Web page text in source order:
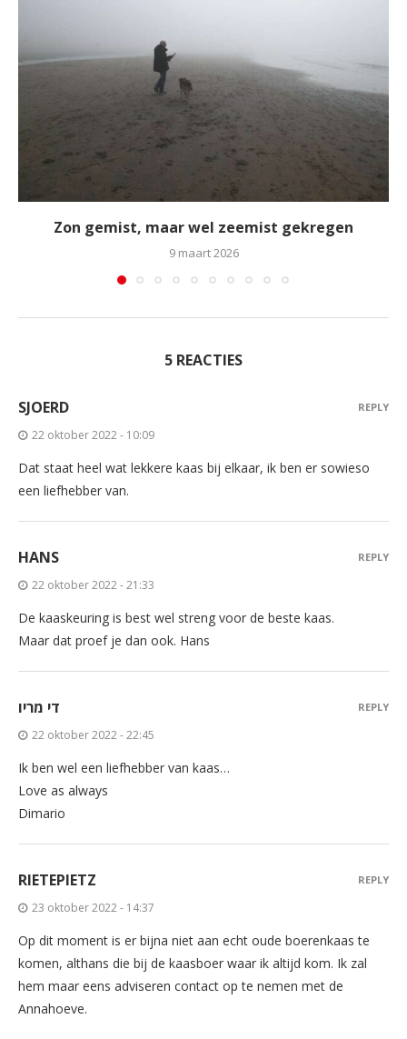
Zon gemist, maar wel zeemist gekregen
9 maart 2026
5 REACTIES
SJOERD
22 oktober 2022 - 10:09
Dat staat heel wat lekkere kaas bij elkaar, ik ben er sowieso
een liefhebber van.
REPLY
HANS
22 oktober 2022 - 21:33
De kaaskeuring is best wel streng voor de beste kaas.
Maar dat proef je dan ook. Hans
REPLY
די מריו
22 oktober 2022 - 22:45
Ik ben wel een liefhebber van kaas…
Love as always
Dimario
REPLY
RIETEPIETZ
23 oktober 2022 - 14:37
Op dit moment is er bijna niet aan echt oude boerenkaas te
komen, althans die bij de kaasboer waar ik altijd kom. Ik zal
hem maar eens adviseren contact op te nemen met de
Annahoeve.
REPLY